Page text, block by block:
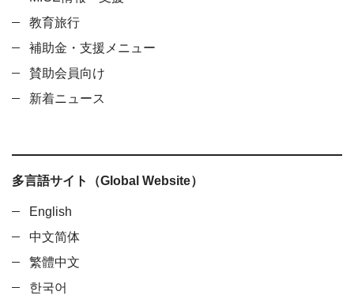
教育旅行
補助金・支援メニュー
賛助会員向け
新着ニュース
多言語サイト（Global Website）
English
中文简体
繁體中文
한국어